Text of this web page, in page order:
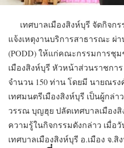
เทศบาลเมืองสิงห์บุรี จัดกิจกร
แจ้งเหตุงานบริการสาธารณะ ผ่
(PODD) ให้แก่คณะกรรมการชุ
เมืองสิงห์บุรี หัวหน้าส่วนราชกา
จำนวน 150 ท่าน โดยมี นายณร
เทศมนตรีเมืองสิงห์บุรี เป็นผู้กล่
วรรณ บุญฮุย ปลัดเทศบาลเมือง
ความรู้ในกิจกรรมดังกล่าว เมื่อ
เทศบาลเมืองสิงห์บุรี อ.เมือง จ.สิ